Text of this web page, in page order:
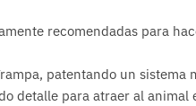
recomendadas para
patentando un
detalle para atraer al